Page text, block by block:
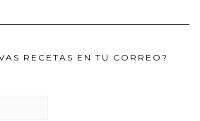
RECETAS EN TU CORREO?